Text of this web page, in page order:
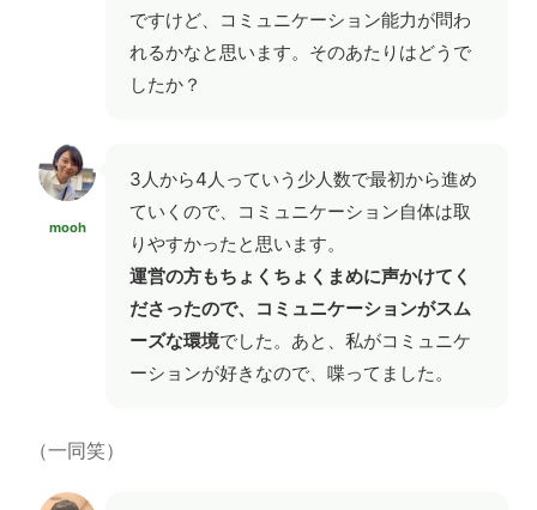
ですけど、コミュニケーション能力が問わ
れるかなと思います。そのあたりはどうで
したか？
mooh
3人から4人っていう少人数で最初から進め
ていくので、コミュニケーション自体は取
りやすかったと思います。
運営の方もちょくちょくまめに声かけてく
ださったので、コミュニケーションがスム
ーズな環境でした。あと、私がコミュニケ
ーションが好きなので、喋ってました。
（一同笑）